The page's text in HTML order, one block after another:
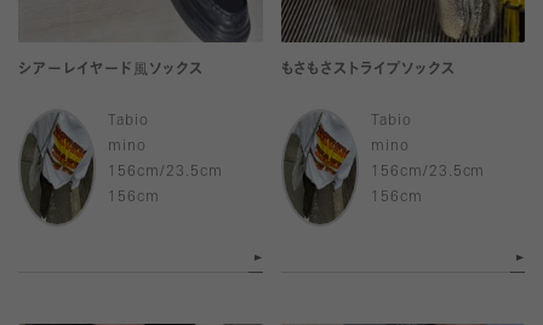
シアーレイヤード風ソックス
Tabio
mino
156cm/23.5cm
156cm
もさもさストライプソックス
Tabio
mino
156cm/23.5cm
156cm